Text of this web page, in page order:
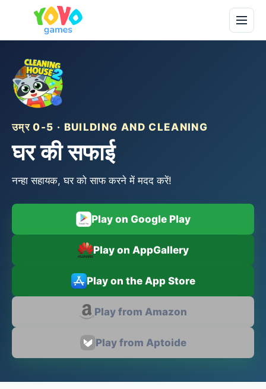
उम्र 0-5 · BUILDING AND CLEANING
घर की सफाई
नन्हा सहायक, घर को साफ करने में मदद करें!
Play on Google Play
Play on AppGallery
Play on the App Store
Play from Amazon
Play from Aptoide